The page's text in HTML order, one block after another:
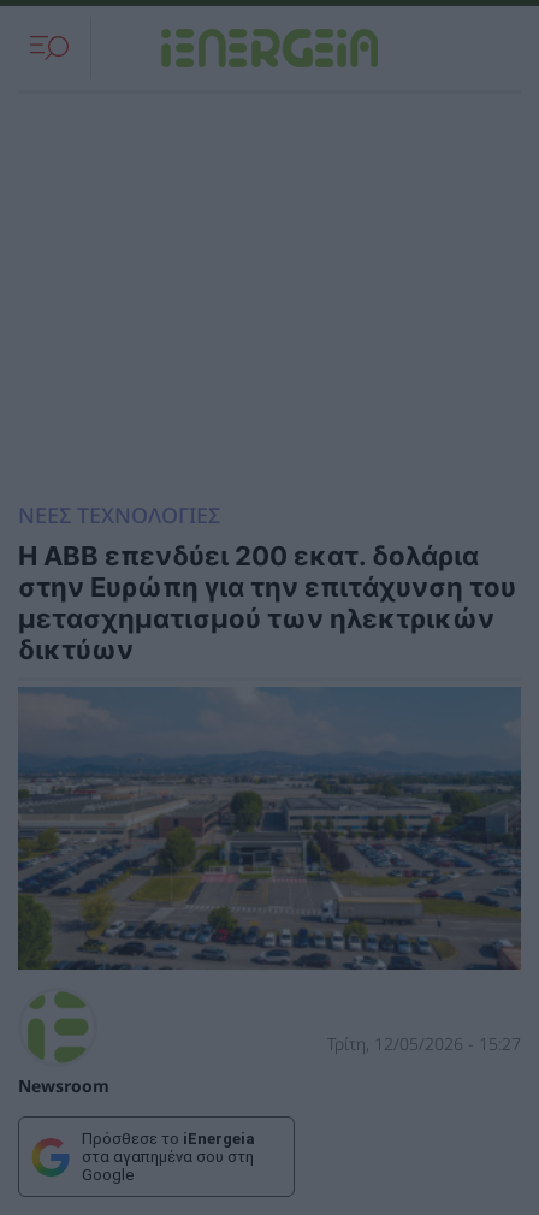
ΝΕΕΣ ΤΕΧΝΟΛΟΓΙΕΣ
Η ABB επενδύει 200 εκατ. δολάρια
στην Ευρώπη για την επιτάχυνση του
μετασχηματισμού των ηλεκτρικών
δικτύων
Newsroom
Τρίτη, 12/05/2026 - 15:27
Πρόσθεσε το iEnergeia
στα αγαπημένα σου στη
Google